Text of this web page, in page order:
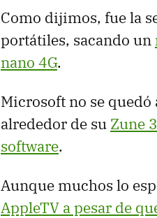
Como dijimos, fue la
portátiles, sacando un
nano 4G.
Microsoft no se
alrededor de su Zune
software.
Aunque muchos lo
AppleTV a pesar de